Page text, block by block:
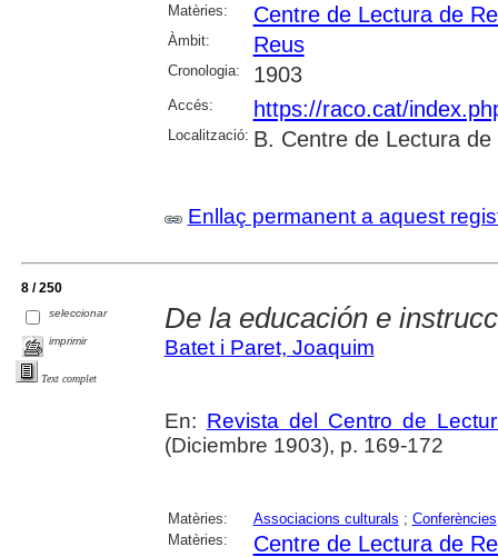
Matèries:
Centre de Lectura de
Àmbit: Reus
Cronologia: 1903
Accés: https://raco.cat/
Localització: B. Centre de Lectura de
Enllaç permanent a aquest
8 / 250
seleccionar
imprimir
Text complet
De la educación e
Batet i Paret, Joaquim
En: Revista del Centro de
(Diciembre 1903), p. 169-172
Matèries: Associacions culturals ; Conferències
Matèries:
Centre de Lectura de